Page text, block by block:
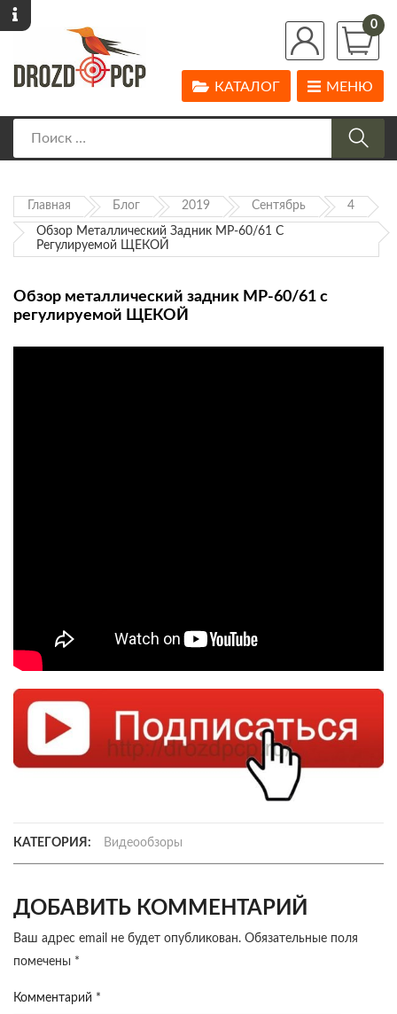
0
МЕНЮ
КАТАЛОГ
Главная Блог 2019 Сентябрь 4
Обзор Металлический Задник МР-60/61 С
Регулируемой ЩЕКОЙ
Обзор металлический задник МР-60/61 с
регулируемой ЩЕКОЙ
КАТЕГОРИЯ: Видеообзоры
ДОБАВИТЬ КОММЕНТАРИЙ
Ваш адрес email не будет опубликован. Обязательные поля
помечены *
Комментарий *